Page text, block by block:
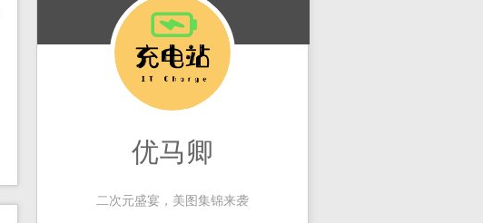
优马卿
二次元盛宴，美图集锦来袭